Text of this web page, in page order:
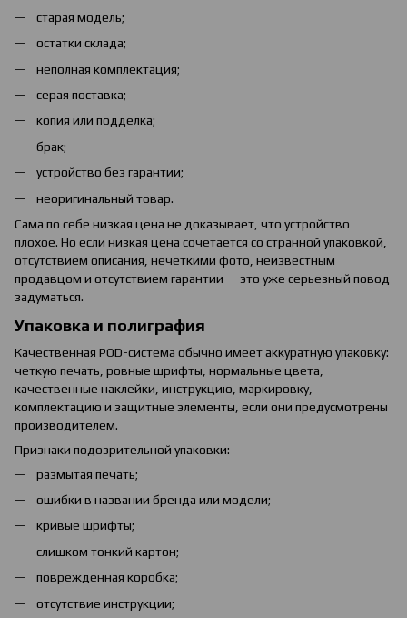
старая модель;
остатки склада;
неполная комплектация;
серая поставка;
копия или подделка;
брак;
устройство без гарантии;
неоригинальный товар.
Сама по себе низкая цена не доказывает, что устройство
плохое. Но если низкая цена сочетается со странной упаковкой,
отсутствием описания, нечеткими фото, неизвестным
продавцом и отсутствием гарантии — это уже серьезный повод
задуматься.
Упаковка и полиграфия
Качественная POD-система обычно имеет аккуратную упаковку:
четкую печать, ровные шрифты, нормальные цвета,
качественные наклейки, инструкцию, маркировку,
комплектацию и защитные элементы, если они предусмотрены
производителем.
Признаки подозрительной упаковки:
размытая печать;
ошибки в названии бренда или модели;
кривые шрифты;
слишком тонкий картон;
поврежденная коробка;
отсутствие инструкции;